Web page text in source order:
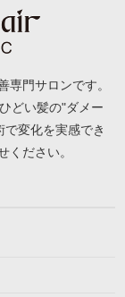
専門サロンです。
どい髪の"ダメー
変化を実感でき
ください。